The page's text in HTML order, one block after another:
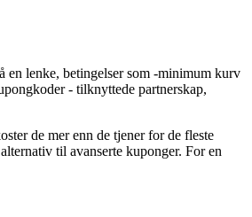
en lenke, betingelser som -minimum kurv
- tilknyttede partnerskap,
de mer enn de tjener for de fleste
til avanserte kuponger. For en